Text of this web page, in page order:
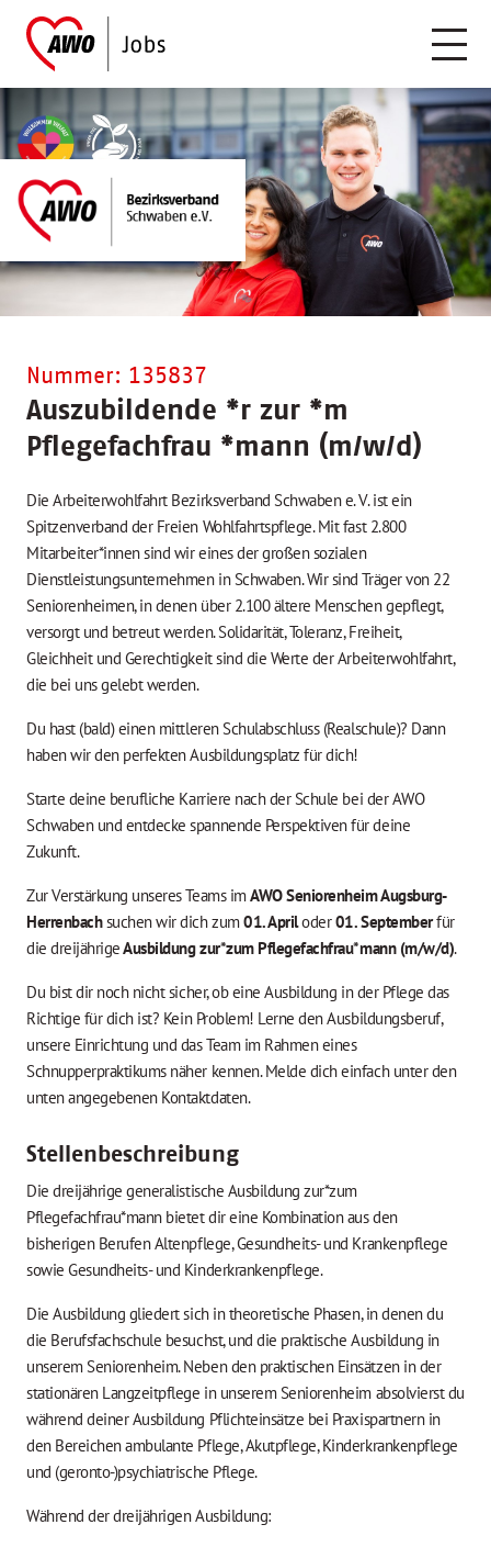
Nummer: 135837
Auszubildende *r zur *m
Pflegefachfrau *mann (m/w/d)
Die Arbeiterwohlfahrt Bezirksverband Schwaben e. V. ist ein
Spitzenverband der Freien Wohlfahrtspflege. Mit fast 2.800
Mitarbeiter*innen sind wir eines der großen sozialen
Dienstleistungsunternehmen in Schwaben. Wir sind Träger von 22
Seniorenheimen, in denen über 2.100 ältere Menschen gepflegt,
versorgt und betreut werden. Solidarität, Toleranz, Freiheit,
Gleichheit und Gerechtigkeit sind die Werte der Arbeiterwohlfahrt,
die bei uns gelebt werden.
Du hast (bald) einen mittleren Schulabschluss (Realschule)? Dann
haben wir den perfekten Ausbildungsplatz für dich!
Starte deine berufliche Karriere nach der Schule bei der AWO
Schwaben und entdecke spannende Perspektiven für deine
Zukunft.
Zur Verstärkung unseres Teams imAWO Seniorenheim Augsburg-
Herrenbachsuchen wir dich zum01. Apriloder01. Septemberfür
die dreijährigeAusbildung zur*zum Pflegefachfrau*mann (m/w/d).
Du bist dir noch nicht sicher, ob eine Ausbildung in der Pflege das
Richtige für dich ist? Kein Problem! Lerne den Ausbildungsberuf,
unsere Einrichtung und das Team im Rahmen eines
Schnupperpraktikums näher kennen.Melde dich einfach unter den
unten angegebenen Kontaktdaten.
Stellenbeschreibung
Die dreijährige generalistische Ausbildung zur*zum
Pflegefachfrau*mann bietet dir eine Kombination aus den
bisherigen Berufen Altenpflege, Gesundheits- und Krankenpflege
sowie Gesundheits- und Kinderkrankenpflege.
Die Ausbildung gliedert sich in theoretische Phasen, in denen du
die Berufsfachschule besuchst, und die praktische Ausbildung in
unserem Seniorenheim. Neben den praktischen Einsätzen in der
stationären Langzeitpflege in unserem Seniorenheim absolvierst du
während deiner Ausbildung Pflichteinsätze bei Praxispartnern in
den Bereichen ambulante Pflege, Akutpflege, Kinderkrankenpflege
und (geronto-)psychiatrische Pflege.
Während der dreijährigen Ausbildung: